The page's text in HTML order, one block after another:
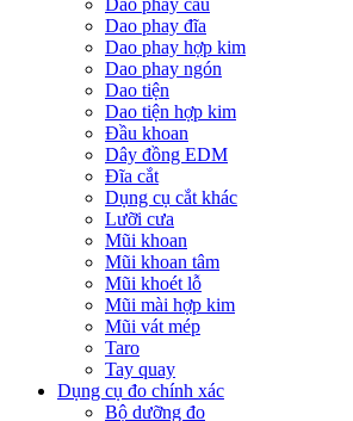
Dao phay cầu
Dao phay đĩa
Dao phay hợp kim
Dao phay ngón
Dao tiện
Dao tiện hợp kim
Đầu khoan
Dây đồng EDM
Đĩa cắt
Dụng cụ cắt khác
Lưỡi cưa
Mũi khoan
Mũi khoan tâm
Mũi khoét lỗ
Mũi mài hợp kim
Mũi vát mép
Taro
Tay quay
Dụng cụ đo chính xác
Bộ dưỡng đo